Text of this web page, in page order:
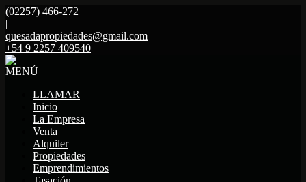
(02257) 466-272
|
quesadapropiedades@gmail.com
+54 9 2257 409540
MENÚ
LLAMAR
Inicio
La Empresa
Venta
Alquiler
Propiedades
Emprendimientos